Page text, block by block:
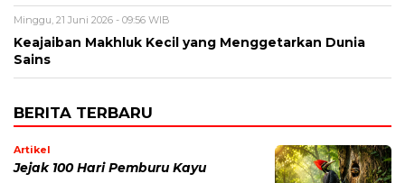
Minggu, 21 Juni 2026 - 09:56 WIB
Keajaiban Makhluk Kecil yang Menggetarkan Dunia
Sains
BERITA TERBARU
Artikel
Jejak 100 Hari Pemburu Kayu